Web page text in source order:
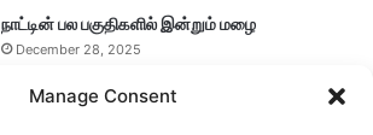
Manage Consent
நாட்டின் பல பகுதிகளில் இன்றும் மழை
December 28, 2025